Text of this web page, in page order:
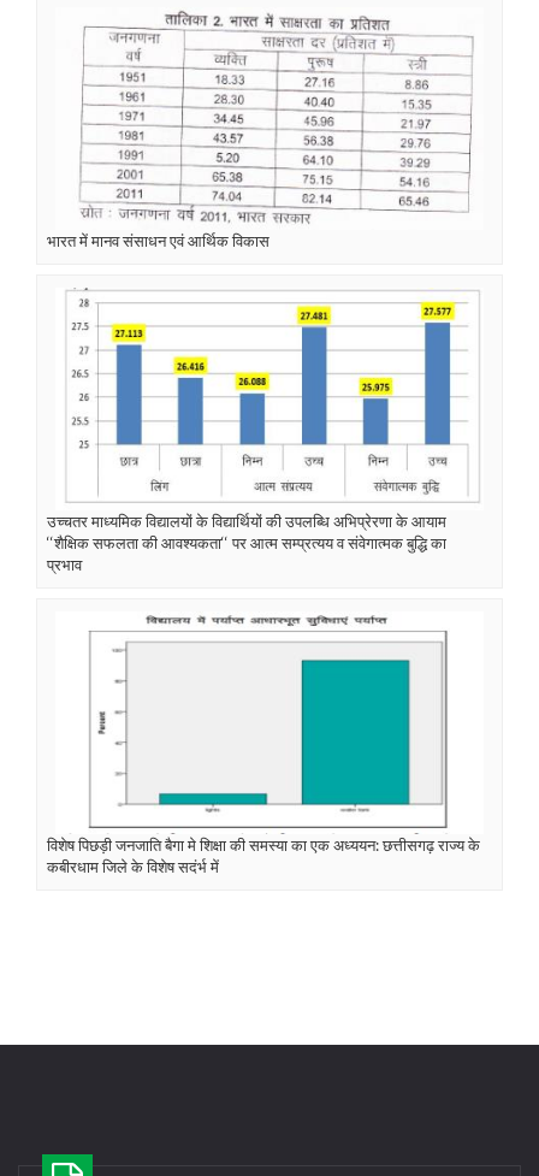
भारत में मानव संसाधन एवं आर्थिक विकास
उच्चतर माध्यमिक विद्यालयों के विद्यार्थियों की उपलब्धि अभिप्रेरणा के आयाम
‘‘शैक्षिक सफलता की आवश्यकता‘‘ पर आत्म सम्प्रत्यय व संवेगात्मक बुद्धि का
प्रभाव
विशेष पिछड़ी जनजाति बैगा मे शिक्षा की समस्या का एक अध्ययन: छत्तीसगढ़ राज्य के
कबीरधाम जिले के विशेष सदंर्भ में